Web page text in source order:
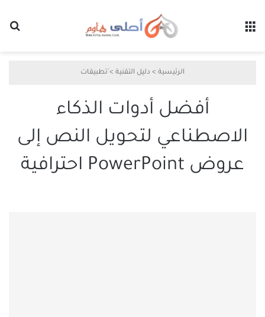
الرئيسية > دليل التقنية > َتطبيقات
أفضل أدوات الذكاء
الاصطناعي لتحويل النص إلى
عروض PowerPoint احترافية